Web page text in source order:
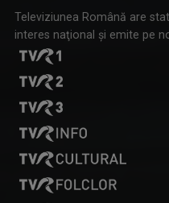
Televiziunea Română are
interes naţional şi emite pe